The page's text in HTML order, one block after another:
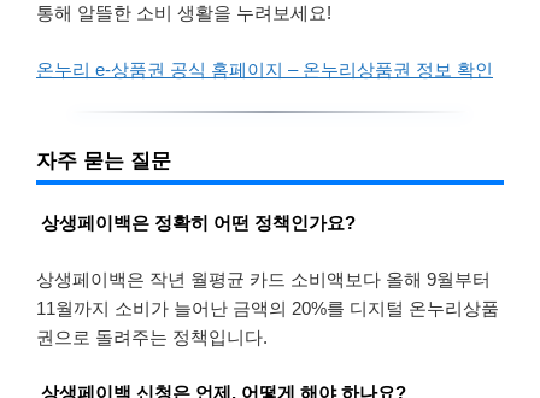
통해 알뜰한 소비 생활을 누려보세요!
온누리 e-상품권 공식 홈페이지 – 온누리상품권 정보 확인
자주 묻는 질문
상생페이백은 정확히 어떤 정책인가요?
상생페이백은 작년 월평균 카드 소비액보다 올해 9월부터
11월까지 소비가 늘어난 금액의 20%를 디지털 온누리상품
권으로 돌려주는 정책입니다.
상생페이백 신청은 언제, 어떻게 해야 하나요?